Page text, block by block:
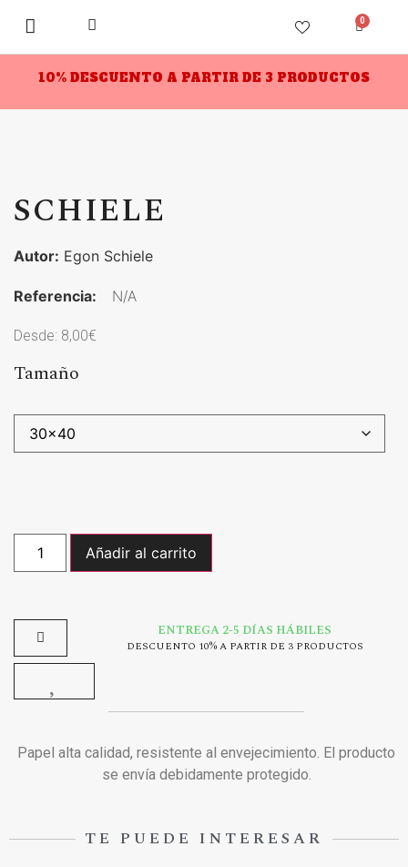
0
10% DESCUENTO A PARTIR DE 3 PRODUCTOS
SCHIELE
Autor: Egon Schiele
Referencia: N/A
Desde: 8,00€
Tamaño
Añadir al carrito
ENTREGA 2-5 DÍAS HÁBILES
DESCUENTO 10% A PARTIR DE 3 PRODUCTOS
Papel alta calidad, resistente al envejecimiento. El producto
se envía debidamente protegido.
TE PUEDE INTERESAR